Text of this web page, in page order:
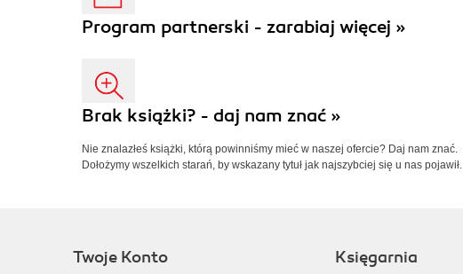
Program partnerski - zarabiaj więcej »
Brak książki? - daj nam znać »
Nie znalazłeś książki, którą powinniśmy mieć w naszej ofercie? Daj nam znać.
Dołożymy wszelkich starań, by wskazany tytuł jak najszybciej się u nas pojawił.
Twoje Konto Księgarnia